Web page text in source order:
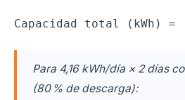
Para 4,16 kWh/día × 2 días
(80 % de descarga):